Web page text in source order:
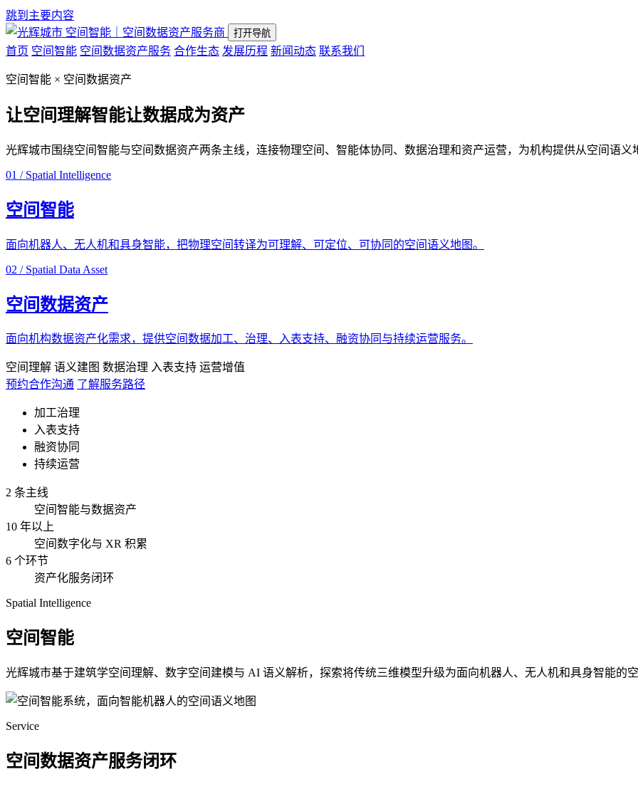
跳到主要内容
空间智能｜空间数据资产服务商
打开导航
首页 空间智能 空间数据资产服务 合作生态 发展历程 新闻动态 联系我们
空间智能 × 空间数据资产
让空间理解智能让数据成为资产
光辉城市围绕空间智能与空间数据资产两条主线，连接物理空间、智能体协同、数据治理和资产运营，为机构提供从空间语义
01 / Spatial Intelligence
空间智能
面向机器人、无人机和具身智能，把物理空间转译为可理解、可定位、可协同的空间语义地图。
02 / Spatial Data Asset
空间数据资产
面向机构数据资产化需求，提供空间数据加工、治理、入表支持、融资协同与持续运营服务。
空间理解 语义建图 数据治理 入表支持 运营增值
预约合作沟通 了解服务路径
加工治理
入表支持
融资协同
持续运营
2 条主线
空间智能与数据资产
10 年以上
空间数字化与 XR 积累
6 个环节
资产化服务闭环
Spatial Intelligence
空间智能
光辉城市基于建筑学空间理解、数字空间建模与 AI 语义解析，探索将传统三维模型升级为面向机器人、无人机和具身智能的空
Service
空间数据资产服务闭环